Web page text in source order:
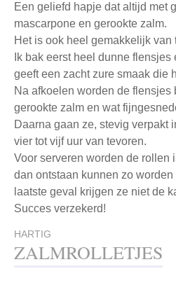
Een geliefd hapje dat altijd met
mascarpone en gerookte zalm.
Het is ook heel gemakkelijk
Ik bak eerst heel dunne
geeft een zacht zure smaak die
Na afkoelen worden de
gerookte zalm en wat
Daarna gaan ze, stevig verpakt
vier tot vijf uur van tevoren.
Voor serveren worden de rollen
dan ontstaan kunnen zo
laatste geval krijgen ze niet de
Succes verzekerd!
HARTIG
ZALMROLLETJES